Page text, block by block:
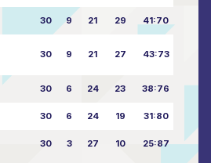
30 9 21 29 41:70
30 9 21 27 43:73
30 6 24 23 38:76
30 6 24 19 31:80
30 3 27 10 25:87